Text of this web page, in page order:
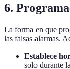
6.
La forma en que
las falsas alarmas.
Establece
solo durante